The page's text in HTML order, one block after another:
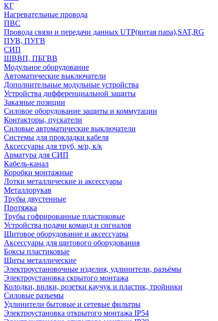
КГ
Нагревательные провода
ПВС
Провода связи и передачи данных UTP(витая пара),SAT,RG
ПУВ, ПУГВ
СИП
ШВВП, ПБГВВ
Модульное оборудование
Автоматические выключатели
Дополнительные модульные устройства
Устройства дифференциальной защиты
Заказные позиции
Силовое оборудование защиты и коммутации
Контакторы, пускатели
Силовые автоматические выключатели
Системы для прокладки кабеля
Аксессуары для труб, м/р, к/к
Арматура для СИП
Кабель-канал
Коробки монтажные
Лотки металлические и аксессуары
Металлорукав
Трубы двустенные
Протяжка
Трубы гофрированные пластиковые
Устройства подачи команд и сигналов
Щитовое оборудование и аксессуары
Аксессуары для щитового оборудования
Боксы пластиковые
Щиты металлические
Электроустановочные изделия, удлинители, разъёмы
Электроустановка скрытого монтажа
Колодки, вилки, розетки каучук и пластик, тройники
Силовые разъемы
Удлинители бытовые и сетевые фильтры
Электроустановка открытого монтажа IP54